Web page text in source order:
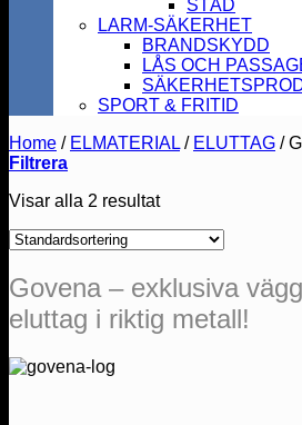
STÄD
LARM-SÄKERHET
BRANDSKYDD
LÅS OCH
SPORT & FRITID
Home / ELMATERIAL / ELUTTAG /
Filtrera
Visar alla 2 resultat
Govena – exklusiva
eluttag i riktig metall!